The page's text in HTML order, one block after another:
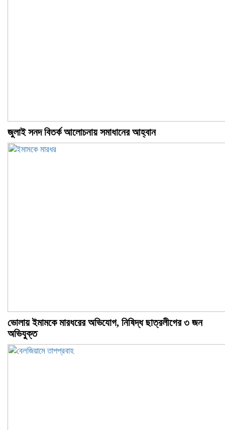
জুলাই সনদ বিতর্ক আলোচনায় সমাধানের আহ্বান
ভোলায় ইমামকে মারধরের অভিযোগ, নিষিদ্ধ ছাত্রলীগের ৩ জন
অভিযুক্ত